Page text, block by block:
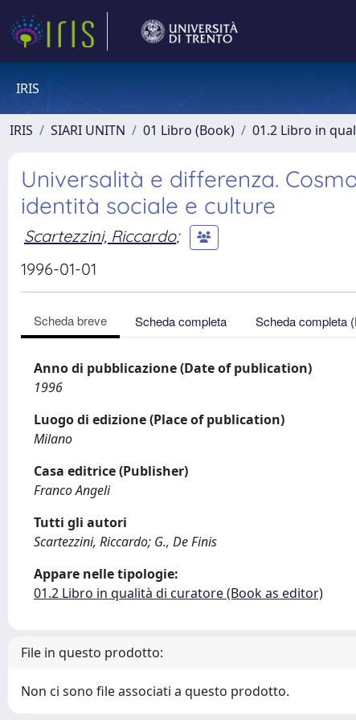
IRIS
IRIS SIARI UNITN 01 Libro (Book) 01.2 Libro in
Universalità e differenza.
identità sociale e culture
Scartezzini, Riccardo;
1996-01-01
Scheda breve Scheda completa Scheda completa
Anno di pubblicazione (Date of publication)
1996
Luogo di edizione (Place of publication)
Milano
Casa editrice (Publisher)
Franco Angeli
Tutti gli autori
Scartezzini, Riccardo; G., De Finis
Appare nelle tipologie:
01.2 Libro in qualità di curatore (Book as editor)
File in questo prodotto:
Non ci sono file associati a questo prodotto.